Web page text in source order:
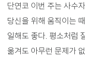
단연코 이번 주는 사수
당신을 위해 움직이는
일해도 좋다. 평소처럼
옮겨도 아무런 문제가